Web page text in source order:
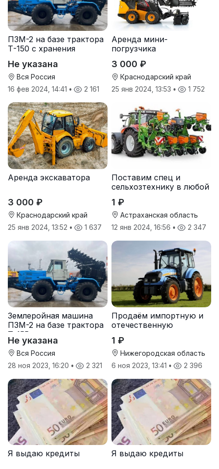
ПЗМ-2 на базе трактора
Т-150 с хранения
Не указана
Вся Россия
16 фев 2024, 14:41 • 2 161
Аренда мини-
погрузчика
3 000 ₽
Краснодарский край
25 янв 2024, 13:53 • 1 752
Аренда экскаватора
3 000 ₽
Краснодарский край
25 янв 2024, 13:52 • 1 637
Поставим спец и
сельхозтехнику в любой
1 ₽
Астраханская область
12 янв 2024, 16:56 • 2 347
Землеройная машина
ПЗМ-2 на базе трактора
Т-155
Не указана
Вся Россия
28 ноя 2023, 16:20 • 2 321
Продаём импортную и
отечественную
к ней
1 ₽
Нижегородская область
6 ноя 2023, 13:41 • 2 396
Я выдаю кредиты Я выдаю кредиты